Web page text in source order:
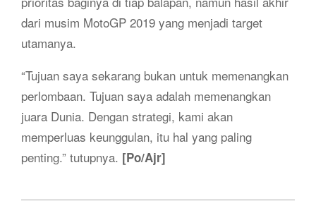
dari musim MotoGP 2019 yang menjadi target
utamanya.
“Tujuan saya sekarang bukan untuk memenangkan
perlombaan. Tujuan saya adalah memenangkan
juara Dunia. Dengan strategi, kami akan
memperluas keunggulan, itu hal yang paling
penting.” tutupnya. [Po/Ajr]